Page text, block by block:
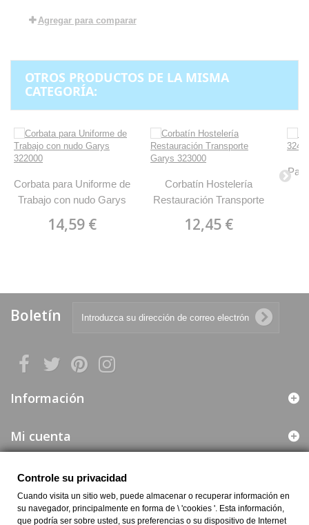
Agregar para comparar
OTROS PRODUCTOS DE LA MISMA
CATEGORÍA:
Corbata para Uniforme de
Trabajo con nudo Garys
14,59 €
Corbatín Hostelería
Restauración Transporte
12,45 €
Boletín
Información
Mi cuenta
Web segura
Información de la Empresa
Controle su privacidad
Cuando visita un sitio web, puede almacenar o recuperar información en
su navegador, principalmente en forma de \ 'cookies '. Esta información,
que podría ser sobre usted, sus preferencias o su dispositivo de Internet